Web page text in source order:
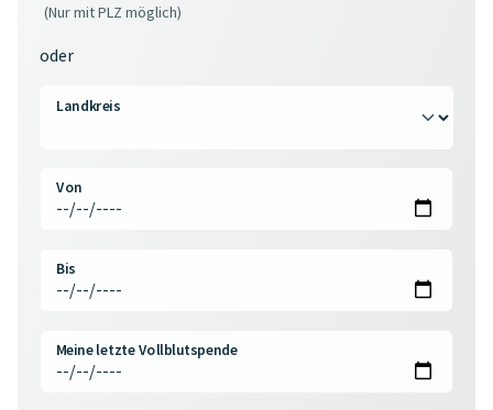
(Nur mit PLZ möglich)
oder
Landkreis
Von
Bis
Meine letzte Vollblutspende